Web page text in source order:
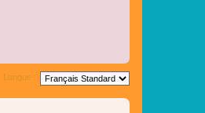
Langue :